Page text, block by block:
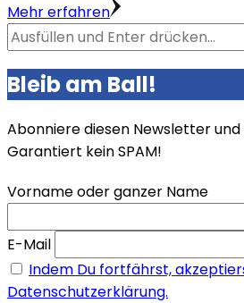
Mehr erfahren
Suchst
du
nach
etwas?
Bleib am Ball!
Abonniere diesen Newsletter
Garantiert kein SPAM!
Vorname oder ganzer Name
E-Mail
Indem Du fortfährst,
Datenschutzerklärung.